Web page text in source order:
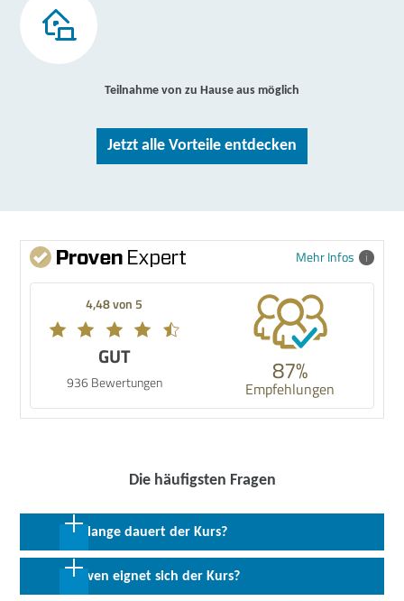
Teilnahme von zu Hause aus möglich
Jetzt alle Vorteile entdecken
Mehr Infos
4,48 von 5
GUT
936 Bewertungen 87%
Empfehlungen
Die häufigsten Fragen
Wie lange dauert der Kurs?
240 Coachingeinheiten in max. 40 Wochen
Für wen eignet sich der Kurs?